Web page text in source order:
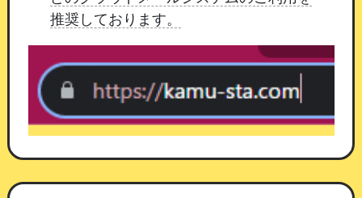
の追加を行いましたのでご案内いたします。
通知文言の出し分けを修正
これまで、受付終了後などに後から追加された当
日の出勤情報に対しても
「○○さんが本日出勤し
ます」と通知される場合がございました。
今回の修正により、後から追加された出勤情報は
「○○さんの出勤情報が追加されました」として
推奨しております。